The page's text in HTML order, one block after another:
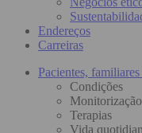
Endereços
Carreiras
Pacientes,
Condições
Terapias
Vida